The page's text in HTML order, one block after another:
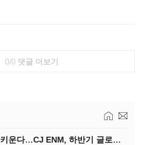
0/0 댓글 더보기
티빙·콘텐츠 IP 키운다…CJ ENM, 하반기 글로벌 확장 가속